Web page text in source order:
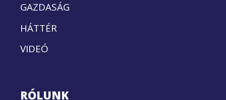
GAZDASÁG
HÁTTÉR
VIDEÓ
RÓLUNK